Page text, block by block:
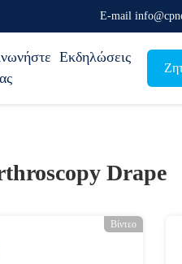
Ε-mail
Εκδηλώσεις
Drape
Βίντεο